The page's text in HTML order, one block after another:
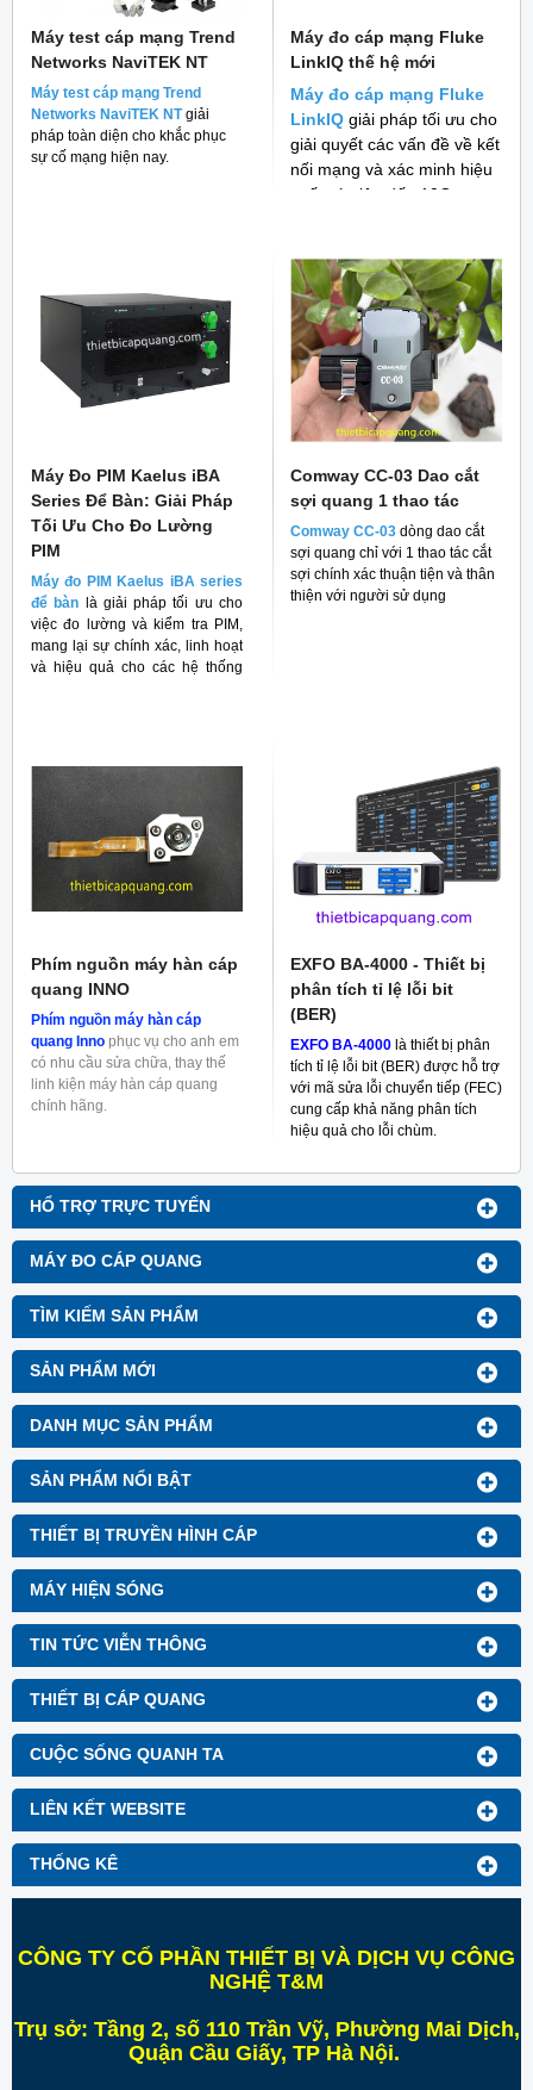
HỔ TRỢ TRỰC TUYẾN
MÁY ĐO CÁP QUANG
TÌM KIẾM SẢN PHẨM
SẢN PHẨM MỚI
DANH MỤC SẢN PHẨM
SẢN PHẨM NỔI BẬT
THIẾT BỊ TRUYỀN HÌNH CÁP
MÁY HIỆN SÓNG
TIN TỨC VIỄN THÔNG
THIẾT BỊ CÁP QUANG
CUỘC SỐNG QUANH TA
LIÊN KẾT WEBSITE
THỐNG KÊ
Máy test cáp mạng Trend
Networks NaviTEK NT
Máy test cáp mạng Trend
Networks NaviTEK NT giải
pháp toàn diện cho khắc phục
sự cố mạng hiện nay.
Máy đo cáp mạng Fluke
LinkIQ thế hệ mới
Máy đo cáp mạng Fluke
LinkIQ giải pháp tối ưu cho
giải quyết các vấn đề về kết
nối mạng và xác minh hiệu
suất cáp lên đến 10G
Máy Đo PIM Kaelus iBA
Series Để Bàn: Giải Pháp
Tối Ưu Cho Đo Lường
PIM
Máy đo PIM Kaelus iBA series
để bàn là giải pháp tối ưu cho
việc đo lường và kiểm tra PIM,
mang lại sự chính xác, linh hoạt
và hiệu quả cho các hệ thống
Comway CC-03 Dao cắt
sợi quang 1 thao tác
Comway CC-03 dòng dao cắt
sợi quang chỉ với 1 thao tác cắt
sợi chính xác thuận tiện và thân
thiện với người sử dụng
Phím nguồn máy hàn cáp
quang INNO
Phím nguồn máy hàn cáp
quang Inno phục vụ cho anh em
có nhu cầu sửa chữa, thay thế
linh kiện máy hàn cáp quang
chính hãng.
EXFO BA-4000 - Thiết bị
phân tích tỉ lệ lỗi bit
(BER)
EXFO BA-4000 là thiết bị phân
tích tỉ lệ lỗi bit (BER) được hỗ trợ
với mã sửa lỗi chuyển tiếp (FEC)
cung cấp khả năng phân tích
hiệu quả cho lỗi chùm.
CÔNG TY CỔ PHẦN THIẾT BỊ VÀ DỊCH VỤ CÔNG
NGHỆ T&M
Trụ sở: Tầng 2, số 110 Trần Vỹ, Phường Mai Dịch,
Quận Cầu Giấy, TP Hà Nội.